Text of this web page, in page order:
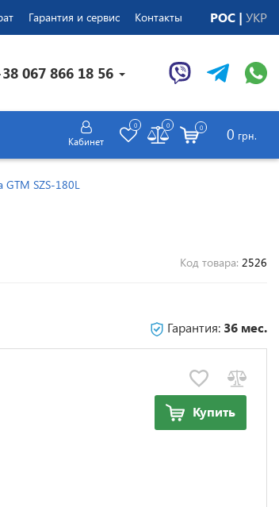
Гарантия и сервис Контакты РОС УКР
067 866 18 56
Кабинет
0 0 0 0 грн.
SZS-180L
Код товара: 2526
Гарантия: 36 мес.
Купить